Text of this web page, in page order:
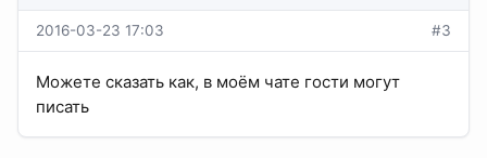
2016-03-23 17:03 #3
Можете сказать как, в моём чате гости могут
писать